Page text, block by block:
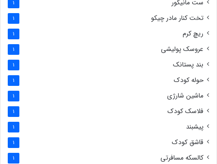
ست مانیکور 1
تخت کنار مادر چیکو 1
ریچ کرم 1
عروسک پولیشی 1
بند پستانک 1
حوله کودک 1
ماشین شارژی 1
فلاسک کودک 1
پیشبند 1
قاشق کودک 1
کالسکه مسافرتی 1